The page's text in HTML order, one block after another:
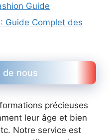
Guide
Guide Complet des
de nous
précieuses
leur âge et bien
Notre service est